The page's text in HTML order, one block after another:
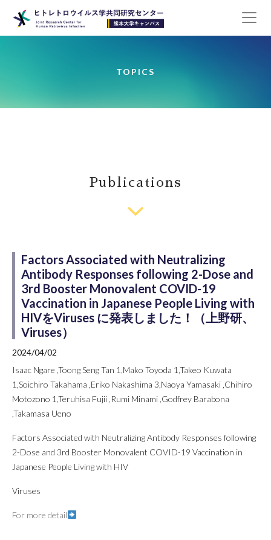
TOPICS
Publications
Factors Associated with Neutralizing
Antibody Responses following 2-Dose and
3rd Booster Monovalent COVID-19
Vaccination in Japanese People Living with
HIVをViruses に発表しました！（上野研、
Viruses）
2024/04/02
Isaac Ngare ,Toong Seng Tan 1,Mako Toyoda 1,Takeo Kuwata
1,Soichiro Takahama ,Eriko Nakashima 3,Naoya Yamasaki ,Chihiro
Motozono 1,Teruhisa Fujii ,Rumi Minami ,Godfrey Barabona
,Takamasa Ueno
Factors Associated with Neutralizing Antibody Responses following
2-Dose and 3rd Booster Monovalent COVID-19 Vaccination in
Japanese People Living with HIV
Viruses
For more detail